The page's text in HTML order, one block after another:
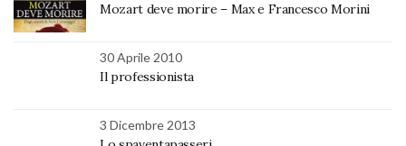
Mozart deve morire – Max e Francesco Morini
30 Aprile 2010
Il professionista
3 Dicembre 2013